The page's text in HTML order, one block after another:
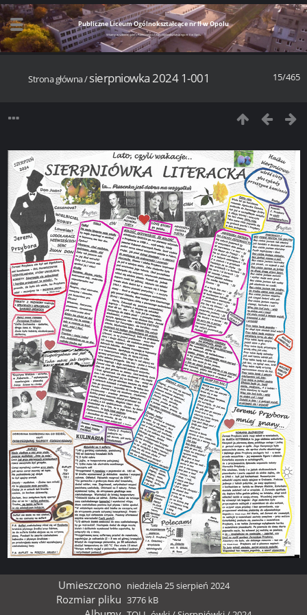
Publiczne Liceum Ogólnokształcące nr II w Opolu
Witamy w szkolnej galerii Publicznego Liceum Ogólnokształcącego nr II w Opolu
15/465
Strona główna/sierpniowka 2024 1-001
Umieszczono niedziela 25 sierpień 2024
Rozmiar pliku 3776 kB